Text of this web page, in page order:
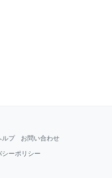
ルプ お問い合わせ
シーポリシー